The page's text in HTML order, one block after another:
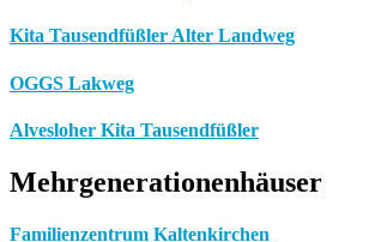
Kita Tausendfüßler Alter Landweg
OGGS Lakweg
Alvesloher Kita Tausendfüßler
Mehrgenerationenhäuser
Familienzentrum Kaltenkirchen